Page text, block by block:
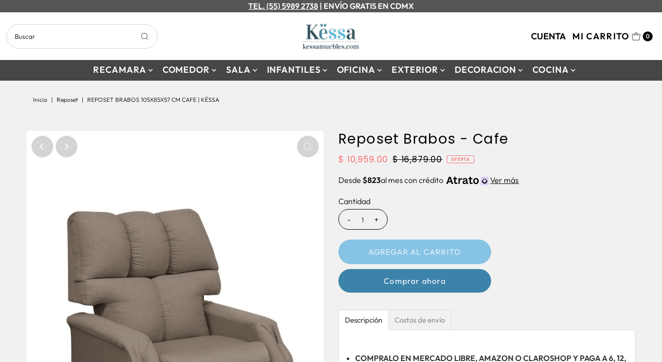
TEL. (55) 5989 2738| ENVÍO GRATIS EN CDMX
CUENTA MI CARRITO 0
RECAMARA COMEDOR SALA INFANTILES OFICINA EXTERIOR DECORACION COCINA
Inicio | Reposet | REPOSET BRABOS 105X85X57 CM CAFE | KËSSA
Reposet Brabos - Cafe
$ 10,959.00 $ 16,879.00 OFERTA
Desde $823al mes con crédito Ver más
Cantidad
-
+
Comprar ahora
Descripción Costos de envío
COMPRALO EN MERCADO LIBRE, AMAZON O CLAROSHOP Y PAGA A 6, 12,